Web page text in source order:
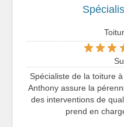
Spécialiste de la toiture
Anthony assure la
des interventions de
prend en